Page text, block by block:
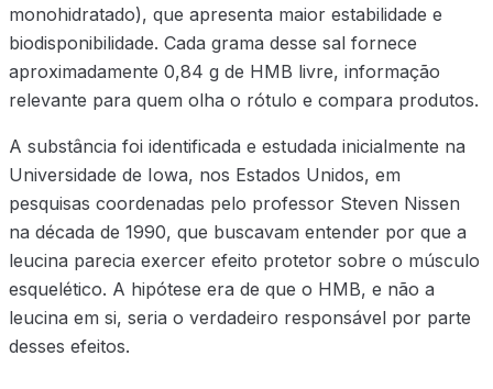
monohidratado), que apresenta maior estabilidade e
biodisponibilidade. Cada grama desse sal fornece
aproximadamente 0,84 g de HMB livre, informação
relevante para quem olha o rótulo e compara produtos.
A substância foi identificada e estudada inicialmente na
Universidade de Iowa, nos Estados Unidos, em
pesquisas coordenadas pelo professor Steven Nissen
na década de 1990, que buscavam entender por que a
leucina parecia exercer efeito protetor sobre o músculo
esquelético. A hipótese era de que o HMB, e não a
leucina em si, seria o verdadeiro responsável por parte
desses efeitos.